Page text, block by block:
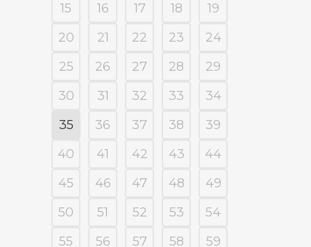
15
16 17 18
19
20
21 22 23
24
25
26 27 28
29
30
31 32 33
34
35
36 37 38
39
40
41 42 43
44
45
46 47 48
49
50
51 52 53
54
55
56 57 58 59